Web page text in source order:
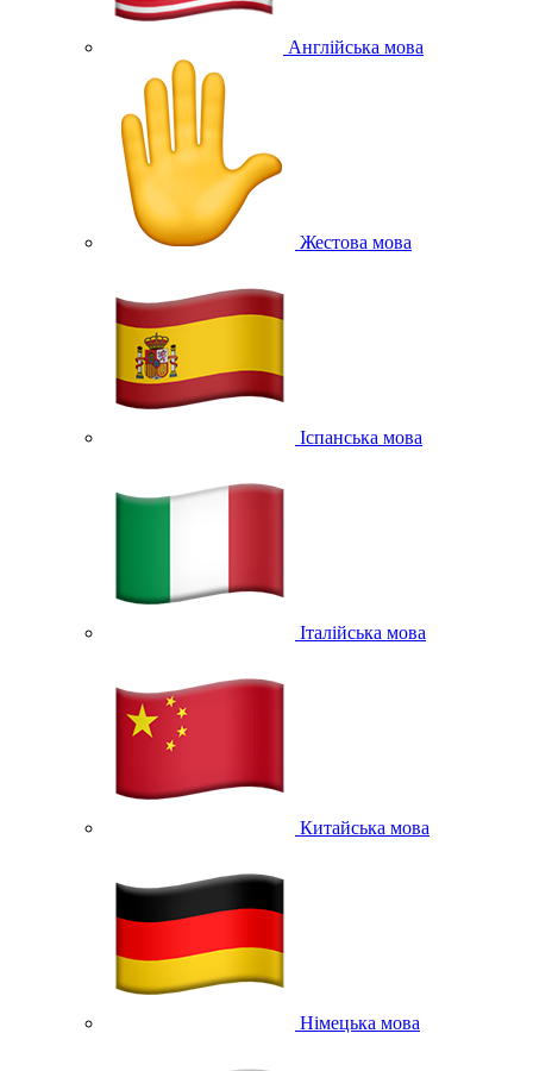
Англійська мова
Жестова мова
Іспанська мова
Італійська мова
Китайська мова
Німецька мова